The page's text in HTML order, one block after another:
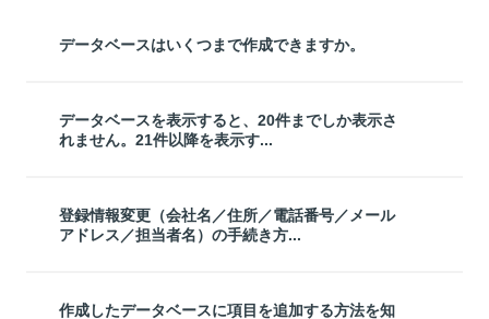
データベースはいくつまで作成できますか。
データベースを表示すると、20件までしか表示さ
れません。21件以降を表示す...
登録情報変更（会社名／住所／電話番号／メール
アドレス／担当者名）の手続き方...
作成したデータベースに項目を追加する方法を知